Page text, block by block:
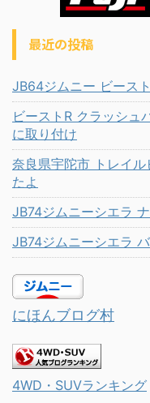
最近の投稿
JB64ジムニー ビース
ビーストR クラッシュ
に取り付け
奈良県宇陀市 トレイ
たよ
JB74ジムニーシエラ
JB74ジムニーシエラ
にほんブログ村
4WD・SUVランキング